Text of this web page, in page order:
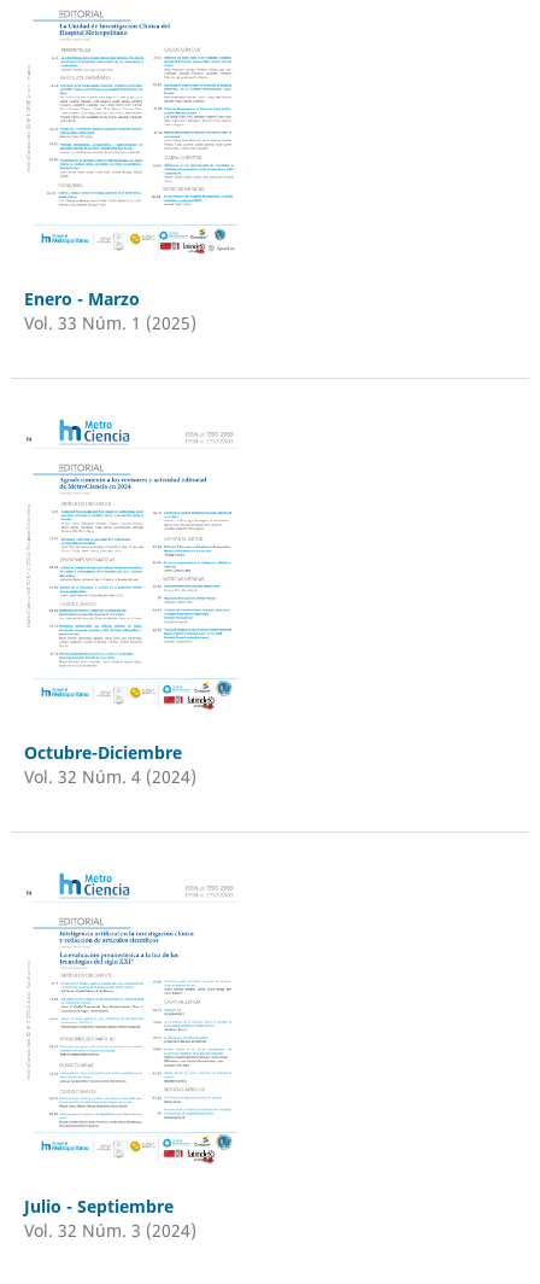
Enero - Marzo
Vol. 33 Núm. 1 (2025)
Octubre-Diciembre
Vol. 32 Núm. 4 (2024)
Julio - Septiembre
Vol. 32 Núm. 3 (2024)